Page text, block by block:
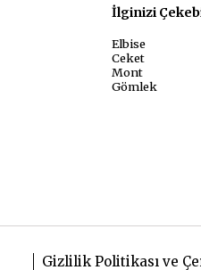
Elbise
Ceket
Mont
Gömlek
Gizlilik Politikası ve